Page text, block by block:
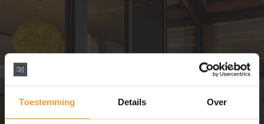
Toestemming Details Over